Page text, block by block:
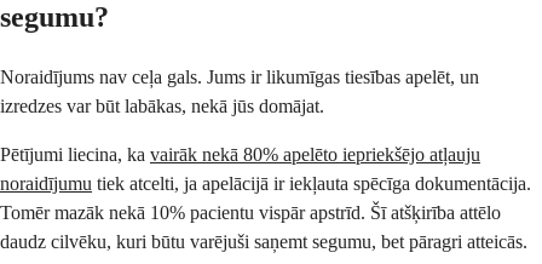
segumu?
Noraidījums nav ceļa gals. Jums ir likumīgas tiesības apelēt, un
izredzes var būt labākas, nekā jūs domājat.
Pētījumi liecina, ka vairāk nekā 80% apelēto iepriekšējo atļauju
noraidījumu tiek atcelti, ja apelācijā ir iekļauta spēcīga dokumentācija.
Tomēr mazāk nekā 10% pacientu vispār apstrīd. Šī atšķirība attēlo
daudz cilvēku, kuri būtu varējuši saņemt segumu, bet pāragri atteicās.